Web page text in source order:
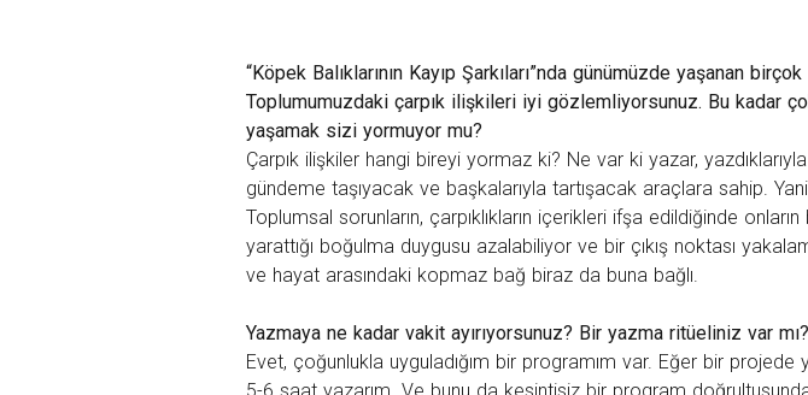
“Köpek Balıklarının Kayıp Şarkıları”nda günümüzde yaşanan
Toplumumuzdaki çarpık ilişkileri iyi gözlemliyorsunuz. Bu kadar
yaşamak sizi yormuyor mu?
Çarpık ilişkiler hangi bireyi yormaz ki? Ne var ki yazar,
gündeme taşıyacak ve başkalarıyla tartışacak araçlara sahip.
Toplumsal sorunların, çarpıklıkların içerikleri ifşa edildiğinde
yarattığı boğulma duygusu azalabiliyor ve bir çıkış noktası
ve hayat arasındaki kopmaz bağ biraz da buna bağlı.
Yazmaya ne kadar vakit ayırıyorsunuz? Bir yazma ritüeliniz var mı?
Evet, çoğunlukla uyguladığım bir programım var. Eğer bir